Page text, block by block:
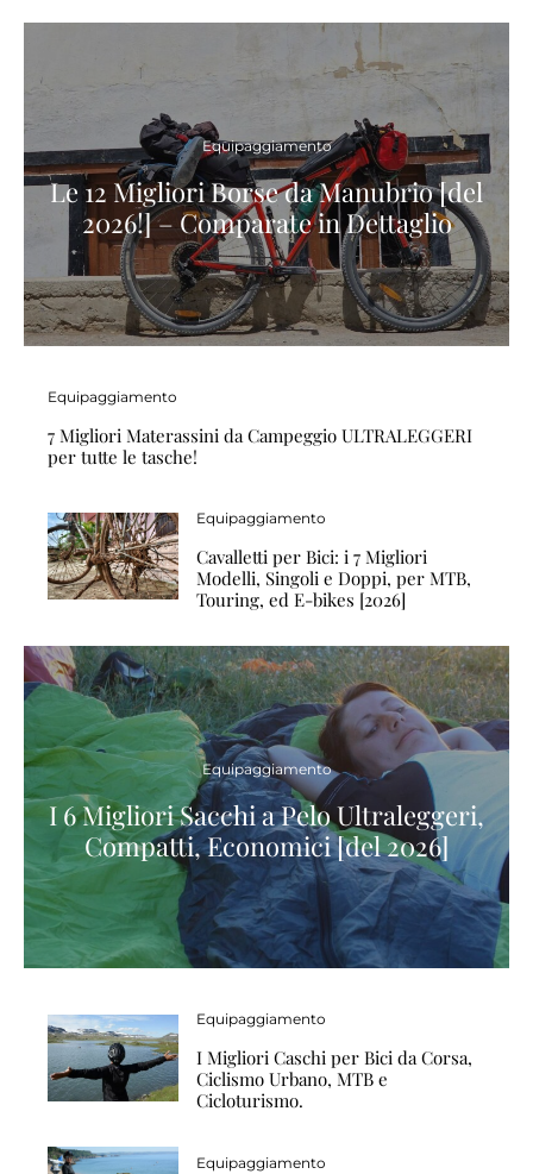
Equipaggiamento
Le 12 Migliori Borse da Manubrio [del
2026!] – Comparate in Dettaglio
Equipaggiamento
7 Migliori Materassini da Campeggio ULTRALEGGERI
per tutte le tasche!
Equipaggiamento
Cavalletti per Bici: i 7 Migliori
Modelli, Singoli e Doppi, per MTB,
Touring, ed E-bikes [2026]
Equipaggiamento
I 6 Migliori Sacchi a Pelo Ultraleggeri,
Compatti, Economici [del 2026]
Equipaggiamento
I Migliori Caschi per Bici da Corsa,
Ciclismo Urbano, MTB e
Cicloturismo.
Equipaggiamento